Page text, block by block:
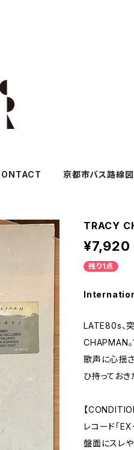
京都市バス路線図
TRACY
¥7,920
残り1点
LATE80s、
CHAPMAN
歌声に心揺
ひ持っておき
【
レコード「EX
盤面にスレ